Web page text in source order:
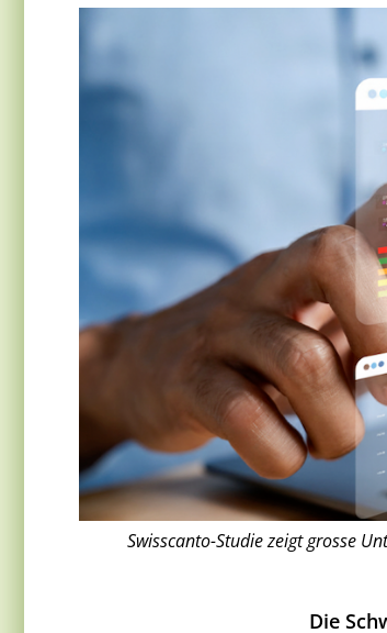
Swisscanto-Studie zeigt grosse
Die